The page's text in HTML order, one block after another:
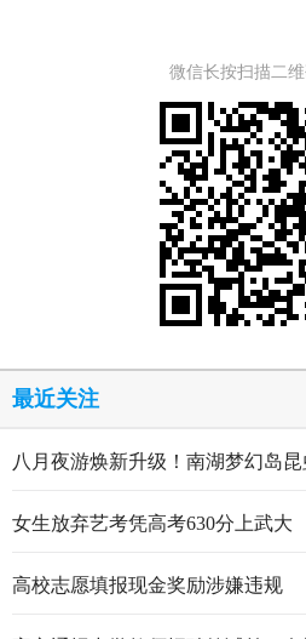
微信长按扫描二
最近关注
八月夜游焕新升级！南湖梦幻岛
女生放弃艺考凭高考630分上武大
高校志愿填报现金奖励涉嫌违规